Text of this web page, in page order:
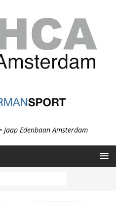
Jaap Edenbaan Amsterdam